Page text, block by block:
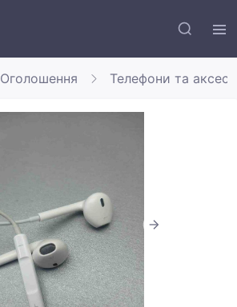
Оголошення Телефони та